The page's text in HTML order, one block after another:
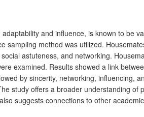
and influence, is known to be
method was utilized.
astuteness, and networking.
examined. Results showed a link
by sincerity, networking, influencing,
study offers a broader understanding of
suggests connections to other